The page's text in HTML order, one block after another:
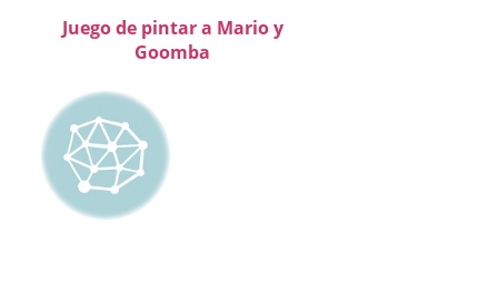
Juego de pintar a Mario y
Goomba